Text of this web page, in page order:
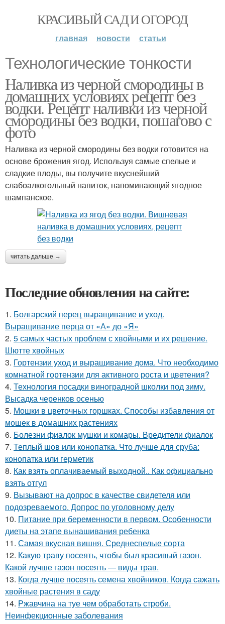
КРАСИВЫЙ САД И ОГОРОД
главная новости статьи
Технологические тонкости
Наливка из черной смородины в
домашних условиях рецепт без
водки. Рецепт наливки из черной
смородины без водки, пошагово с
фото
Наливка из черной смородины без водки готовится на
основе брожения ягод. Используя самые спелые и
сладкие плоды, вы получите вкуснейший
слабоалкогольный напиток, напоминающий ягодное
шампанское.
читать дальше →
Последние обновления на сайте:
1. Болгарский перец выращивание и уход.
Выращивание перца от «А» до «Я»
2. 5 самых частых проблем с хвойными и их решение.
Шютте хвойных
3. Гортензии уход и выращивание дома. Что необходимо
комнатной гортензии для активного роста и цветения?
4. Технология посадки виноградной школки под зиму.
Высадка черенков осенью
5. Мошки в цветочных горшках. Способы избавления от
мошек в домашних растениях
6. Болезни фиалок мушки и комары. Вредители фиалок
7. Теплый шов или конопатка. Что лучше для сруба:
конопатка или герметик
8. Как взять оплачиваемый выходной.. Как официально
взять отгул
9. Вызывают на допрос в качестве свидетеля или
подозреваемого. Допрос по уголовному делу
10. Питание при беременности в первом. Особенности
диеты на этапе вынашивания ребенка
11. Самая вкусная вишня. Среднеспелые сорта
12. Какую траву посеять, чтобы был красивый газон.
Какой лучше газон посеять — виды трав.
13. Когда лучше посеять семена хвойников. Когда сажать
хвойные растения в саду
14. Ржавчина на туе чем обработать строби.
Неинфекционные заболевания